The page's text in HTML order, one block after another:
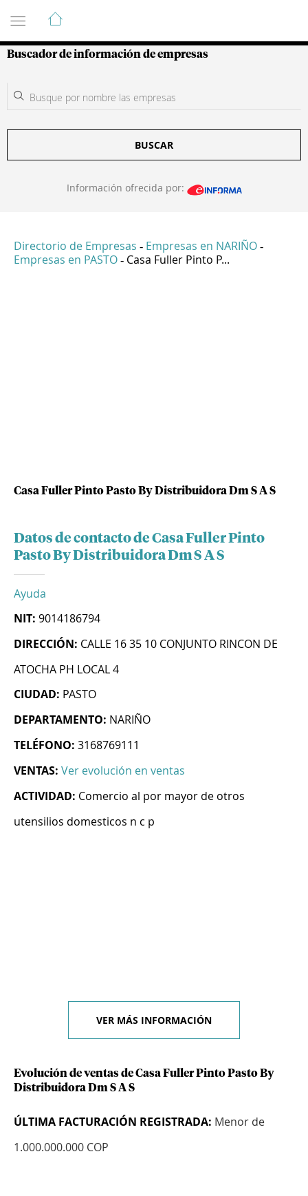
Guía de Empresas Colombianas
Buscador de información de empresas
BUSCAR
Información ofrecida por:
Directorio de Empresas - Empresas en NARIÑO -
Empresas en PASTO - Casa Fuller Pinto P...
Casa Fuller Pinto Pasto By Distribuidora Dm S A S
Datos de contacto de Casa Fuller Pinto
Pasto By Distribuidora Dm S A S
Ayuda
NIT: 9014186794
DIRECCIÓN: CALLE 16 35 10 CONJUNTO RINCON DE
ATOCHA PH LOCAL 4
CIUDAD: PASTO
DEPARTAMENTO: NARIÑO
TELÉFONO: 3168769111
VENTAS: Ver evolución en ventas
ACTIVIDAD: Comercio al por mayor de otros
utensilios domesticos n c p
VER MÁS INFORMACIÓN
Evolución de ventas de Casa Fuller Pinto Pasto By
Distribuidora Dm S A S
ÚLTIMA FACTURACIÓN REGISTRADA: Menor de
1.000.000.000 COP